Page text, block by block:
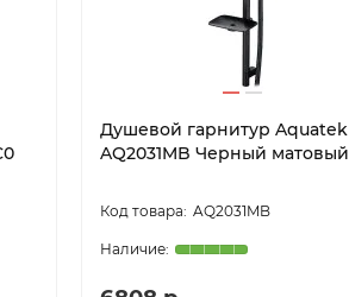
Душевой гарнитур Aquatek
AQ2031MB Черный матовый
AQ2031MB